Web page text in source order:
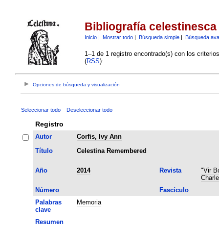
Bibliografía celestinesca
Inicio| Mostrar todo| Búsqueda simple| Búsqueda
1–1 de 1 registro encontrado(s) con los
(RSS):
Opciones de búsqueda y visualización
Seleccionar todo Deseleccionar todo
Registro
Autor
Corfis, Ivy Ann
Título
Celestina Remembered
Año 2014 Revista
"Vir
Número
Fascículo
Palabras
clave
Memoria
Resumen